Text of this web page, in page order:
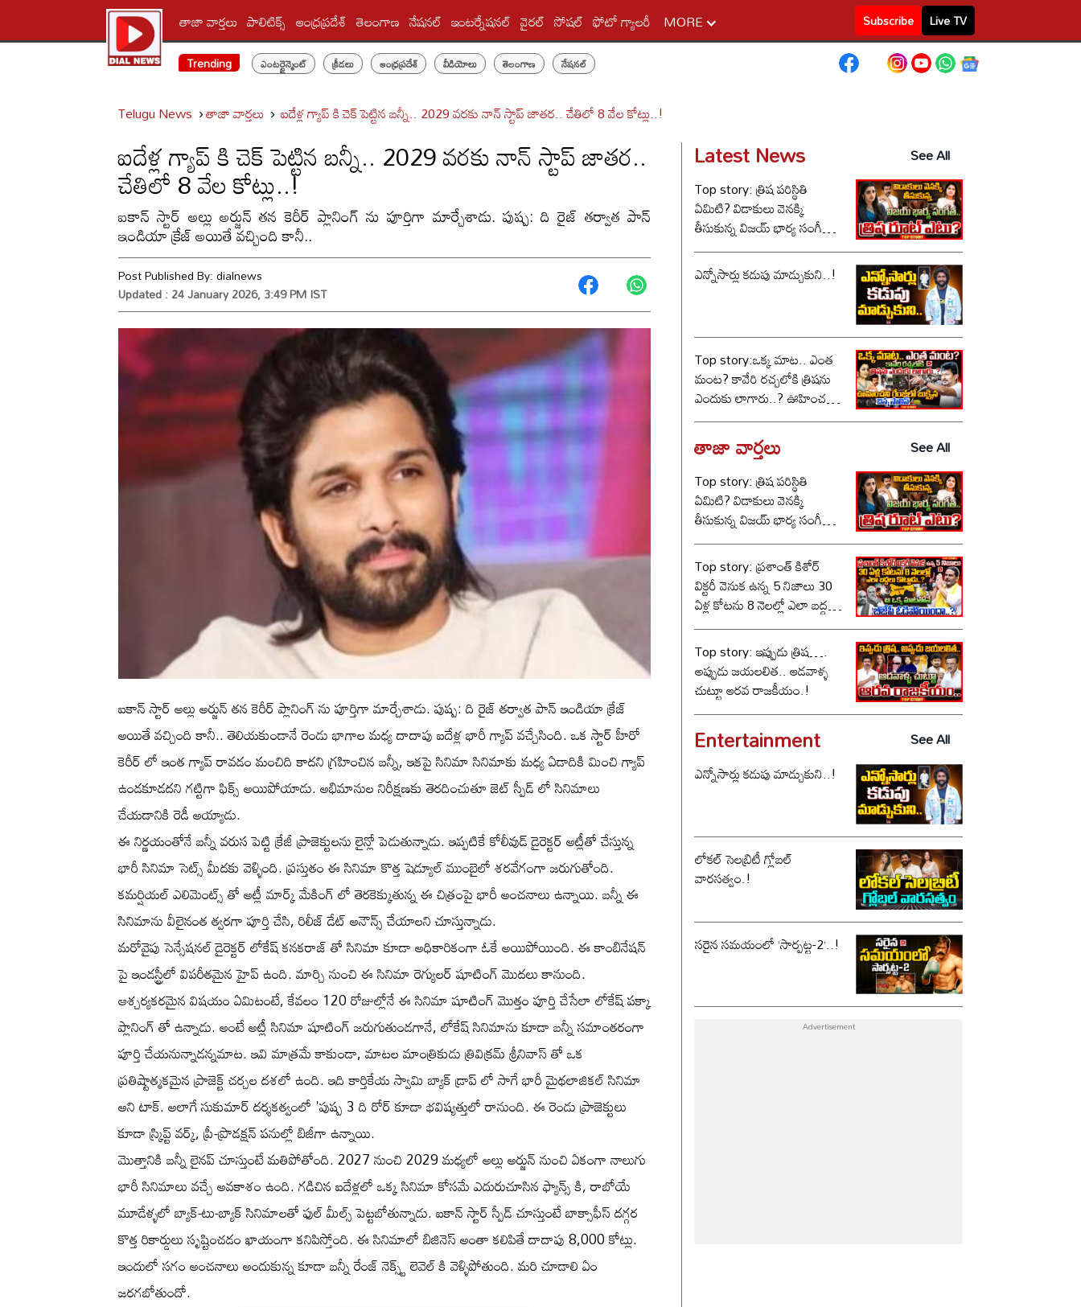
తాజా వార్తలు పాలిటిక్స్‌ ఆంధ్రప్రదేశ్ తెలంగాణ నేషనల్ ఇంటర్నేషనల్ వైరల్ సోషల్ ఫోటో గ్యాలరీ MORE Subscribe
Live TV
Trending
ఎంటర్టైన్మెంట్ క్రీడలు ఆంధ్రప్రదేశ్ వీడియోలు తెలంగాణ నేషనల్
Telugu News తాజా వార్తలు ఐదేళ్ల గ్యాప్ కి చెక్ పెట్టిన బన్నీ.. 2029 వరకు నాన్ స్టాప్ జాతర.. చేతిలో 8 వేల కోట్లు..!
ఐదేళ్ల గ్యాప్ కి చెక్ పెట్టిన బన్నీ.. 2029 వరకు నాన్ స్టాప్ జాతర..
చేతిలో 8 వేల కోట్లు..!
ఐకాన్ స్టార్ అల్లు అర్జున్ తన కెరీర్ ప్లానింగ్ ను పూర్తిగా మార్చేశాడు. పుష్ప: ది రైజ్ తర్వాత పాన్
ఇండియా క్రేజ్ అయితే వచ్చింది కానీ..
Post Published By:dialnews
Updated : 24 January 2026, 3:49 PM IST
ఐకాన్ స్టార్ అల్లు అర్జున్ తన కెరీర్ ప్లానింగ్ ను పూర్తిగా మార్చేశాడు. పుష్ప: ది రైజ్ తర్వాత పాన్ ఇండియా క్రేజ్
అయితే వచ్చింది కానీ.. తెలియకుండానే రెండు భాగాల మధ్య దాదాపు ఐదేళ్ల భారీ గ్యాప్ వచ్చేసింది. ఒక స్టార్ హీరో
కెరీర్ లో ఇంత గ్యాప్ రావడం మంచిది కాదని గ్రహించిన బన్నీ, ఇకపై సినిమా సినిమాకు మధ్య ఏడాదికి మించి గ్యాప్
ఉండకూడదని గట్టిగా ఫిక్స్ అయిపోయాడు. అభిమానుల నిరీక్షణకు తెరదించుతూ జెట్ స్పీడ్ లో సినిమాలు
చేయడానికి రెడీ అయ్యాడు.
ఈ నిర్ణయంతోనే బన్నీ వరుస పెట్టి క్రేజీ ప్రాజెక్టులను లైన్లో పెడుతున్నాడు. ఇప్పటికే కోలీవుడ్ డైరెక్టర్ అట్లీతో చేస్తున్న
భారీ సినిమా సెట్స్ మీదకు వెళ్ళింది. ప్రస్తుతం ఈ సినిమా కొత్త షెడ్యూల్ ముంబైలో శరవేగంగా జరుగుతోంది.
కమర్షియల్ ఎలిమెంట్స్ తో అట్లీ మార్క్ మేకింగ్ లో తెరకెక్కుతున్న ఈ చిత్రంపై భారీ అంచనాలు ఉన్నాయి. బన్నీ ఈ
సినిమాను వీలైనంత త్వరగా పూర్తి చేసి, రిలీజ్ డేట్ అనౌన్స్ చేయాలని చూస్తున్నాడు.
మరోవైపు సెన్సేషనల్ డైరెక్టర్ లోకేష్ కనకరాజ్ తో సినిమా కూడా అధికారికంగా ఓకే అయిపోయింది. ఈ కాంబినేషన్
పై ఇండస్ట్రీలో విపరీతమైన హైప్ ఉంది. మార్చి నుంచి ఈ సినిమా రెగ్యులర్ షూటింగ్ మొదలు కానుంది.
ఆశ్చర్యకరమైన విషయం ఏమిటంటే, కేవలం 120 రోజుల్లోనే ఈ సినిమా షూటింగ్ మొత్తం పూర్తి చేసేలా లోకేష్ పక్కా
ప్లానింగ్ తో ఉన్నాడు. అంటే అట్లీ సినిమా షూటింగ్ జరుగుతుండగానే, లోకేష్ సినిమాను కూడా బన్నీ సమాంతరంగా
పూర్తి చేయనున్నాడన్నమాట. ఇవి మాత్రమే కాకుండా, మాటల మాంత్రికుడు త్రివిక్రమ్ శ్రీనివాస్ తో ఒక
ప్రతిష్టాత్మకమైన ప్రాజెక్ట్ చర్చల దశలో ఉంది. ఇది కార్తికేయ స్వామి బ్యాక్ డ్రాప్ లో సాగే భారీ మైథలాజికల్ సినిమా
అని టాక్. అలాగే సుకుమార్ దర్శకత్వంలో 'పుష్ప 3 ది రోర్ కూడా భవిష్యత్తులో రానుంది. ఈ రెండు ప్రాజెక్టులు
కూడా స్క్రిప్ట్ వర్క్, ప్రీ-ప్రొడక్షన్ పనుల్లో బిజీగా ఉన్నాయి.
మొత్తానికి బన్నీ లైనప్ చూస్తుంటే మతిపోతోంది. 2027 నుంచి 2029 మధ్యలో అల్లు అర్జున్ నుంచి ఏకంగా నాలుగు
భారీ సినిమాలు వచ్చే అవకాశం ఉంది. గడిచిన ఐదేళ్లలో ఒక్క సినిమా కోసమే ఎదురుచూసిన ఫ్యాన్స్ కి, రాబోయే
మూడేళ్ళలో బ్యాక్-టు-బ్యాక్ సినిమాలతో ఫుల్ మీల్స్ పెట్టబోతున్నాడు. ఐకాన్ స్టార్ స్పీడ్ చూస్తుంటే బాక్సాఫీస్ దగ్గర
కొత్త రికార్డులు సృష్టించడం ఖాయంగా కనిపిస్తోంది. ఈ సినిమాలో బిజినెస్ అంతా కలిపితే దాదాపు 8,000 కోట్లు.
ఇందులో సగం అంచనాలు అందుకున్న కూడా బన్నీ రేంజ్ నెక్స్ట్ లెవెల్ కి వెళ్ళిపోతుంది. మరి చూడాలి ఏం
జరగబోతుందో.
Latest News
See All
Top story: త్రిష పరిస్థితి
ఏమిటి? విడాకులు వెనక్కి
తీసుకున్న విజయ్ భార్య సంగీత,
త్రిష రూట్ ఎటు?
ఎన్నోసార్లు కడుపు మాడ్చుకుని..!
Top story:ఒక్క మాట.. ఎంత
మంట? కావేరి రచ్చలోకి త్రిషను
ఎందుకు లాగారు..? ఊహించని
రేంజ్ లో బుక్కైన చిన్న స్టాలిన్..!
తాజా వార్తలు
See All
Top story: త్రిష పరిస్థితి
ఏమిటి? విడాకులు వెనక్కి
తీసుకున్న విజయ్ భార్య సంగీత,
త్రిష రూట్ ఎటు?
Top story: ప్రశాంత్ కిశోర్
విక్టరీ వెనుక ఉన్న 5 నిజాలు 30
ఏళ్ల కోటను 8 నెలల్లో ఎలా బద్దలు
కొట్టాడు..? ఆ ఒక్క మాటతోనే
బీజేపీ ఓడిపోయిందా..?
Top story: ఇప్పుడు త్రిష….
అప్పుడు జయలలిత.. ఆడవాళ్ళ
చుట్టూ ఆరవ రాజకీయం.!
Entertainment
See All
ఎన్నోసార్లు కడుపు మాడ్చుకుని..!
లోకల్ సెలబ్రిటీ గ్లోబల్
వారసత్వం.!
సరైన సమయంలో ‘సార్పట్ట-2’..!